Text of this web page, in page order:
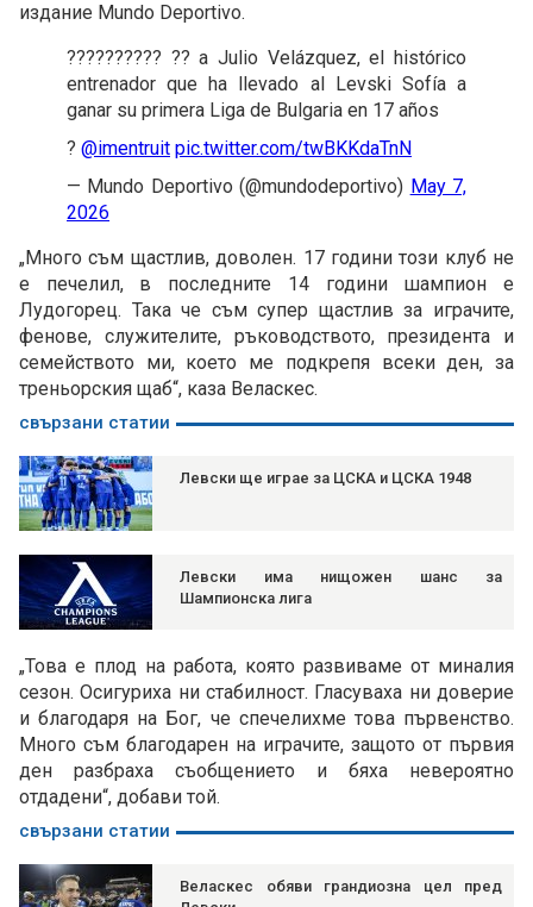
издание Mundo Deportivo.
?????????? ?? a Julio Velázquez, el histórico
entrenador que ha llevado al Levski Sofía a
ganar su primera Liga de Bulgaria en 17 años
?️ @imentruit pic.twitter.com/twBKKdaTnN
— Mundo Deportivo (@mundodeportivo) May 7,
2026
„Много съм щастлив, доволен. 17 години този клуб не
е печелил, в последните 14 години шампион е
Лудогорец. Така че съм супер щастлив за играчите,
фенове, служителите, ръководството, президента и
семейството ми, което ме подкрепя всеки ден, за
треньорския щаб“, каза Веласкес.
свързани статии
Левски ще играе за ЦСКА и ЦСКА 1948
Левски има нищожен шанс за
Шампионска лига
„Това е плод на работа, която развиваме от миналия
сезон. Осигуриха ни стабилност. Гласуваха ни доверие
и благодаря на Бог, че спечелихме това първенство.
Много съм благодарен на играчите, защото от първия
ден разбраха съобщението и бяха невероятно
отдадени“, добави той.
свързани статии
Веласкес обяви грандиозна цел пред